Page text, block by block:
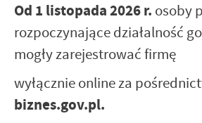
Od 1 listopada 2026 r. osoby
rozpoczynające działalność
mogły zarejestrować firmę
wyłącznie online za
biznes.gov.pl.